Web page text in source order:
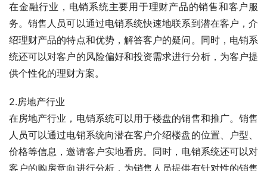
在金融行业，电销系统主要用于理财产品的销售和客户服
务。销售人员可以通过电销系统快速地联系到潜在客户，介
绍理财产品的特点和优势，解答客户的疑问。同时，电销系
统还可以对客户的风险偏好和投资需求进行分析，为客户提
供个性化的理财方案。
2.房地产行业
在房地产行业，电销系统可以用于楼盘的销售和推广。销售
人员可以通过电销系统向潜在客户介绍楼盘的位置、户型、
价格等信息，邀请客户实地看房。同时，电销系统还可以对
客户的购房意向进行分析，为销售人员提供有针对性的销售